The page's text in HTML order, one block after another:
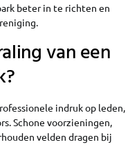
beter in te richten en
van een
indruk op leden,
Schone voorzieningen,
velden dragen bij